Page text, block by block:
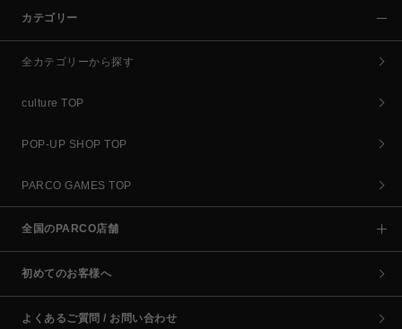
カテゴリー
全カテゴリーから探す
culture TOP
POP-UP SHOP TOP
PARCO GAMES TOP
全国のPARCO店舗
初めてのお客様へ
よくあるご質問 / お問い合わせ